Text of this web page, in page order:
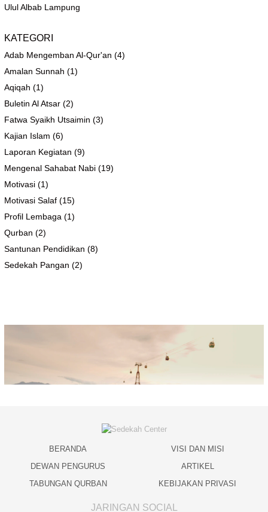
Ulul Albab Lampung
KATEGORI
Adab Mengemban Al-Qur'an (4)
Amalan Sunnah (1)
Aqiqah (1)
Buletin Al Atsar (2)
Fatwa Syaikh Utsaimin (3)
Kajian Islam (6)
Laporan Kegiatan (9)
Mengenal Sahabat Nabi (19)
Motivasi (1)
Motivasi Salaf (15)
Profil Lembaga (1)
Qurban (2)
Santunan Pendidikan (8)
Sedekah Pangan (2)
BERANDA
VISI DAN MISI
DEWAN PENGURUS
ARTIKEL
TABUNGAN QURBAN
KEBIJAKAN PRIVASI
JARINGAN SOCIAL